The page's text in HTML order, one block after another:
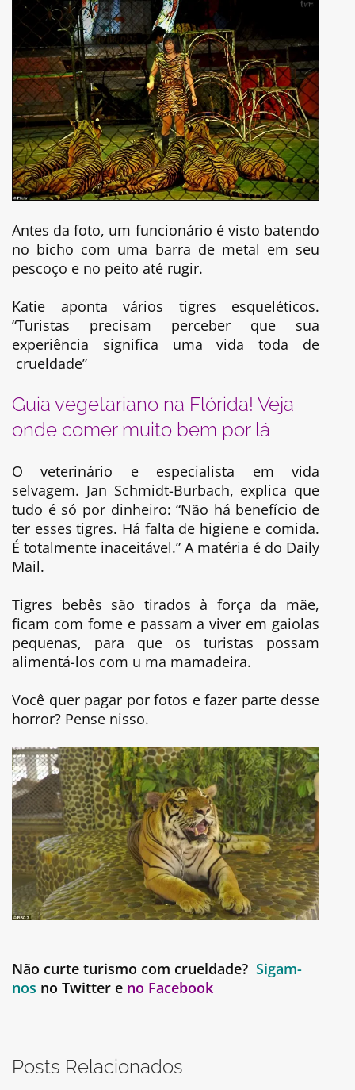
Antes da foto, um funcionário é visto batendo
no bicho com uma barra de metal em seu
pescoço e no peito até rugir.
Katie aponta vários tigres esqueléticos.
“Turistas precisam perceber que sua
experiência significa uma vida toda de
crueldade”
Guia vegetariano na Flórida! Veja
onde comer muito bem por lá
O veterinário e especialista em vida
selvagem. Jan Schmidt-Burbach, explica que
tudo é só por dinheiro: “Não há benefício de
ter esses tigres. Há falta de higiene e comida.
É totalmente inaceitável.” A matéria é do Daily
Mail.
Tigres bebês são tirados à força da mãe,
ficam com fome e passam a viver em gaiolas
pequenas, para que os turistas possam
alimentá-los com u ma mamadeira.
Você quer pagar por fotos e fazer parte desse
horror? Pense nisso.
Não curte turismo com crueldade? Sigam-
nos no Twitter e no Facebook
Posts Relacionados